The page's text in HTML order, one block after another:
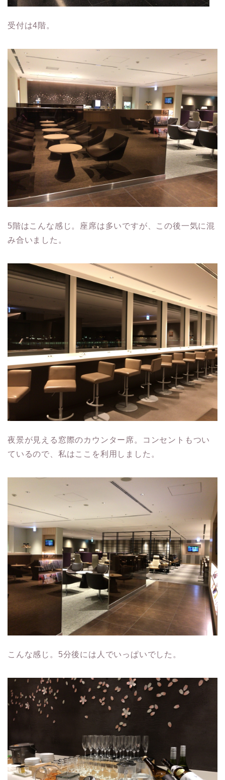
受付は4階。
5階はこんな感じ。座席は多いですが、この後一気に混
み合いました。
夜景が見える窓際のカウンター席。コンセントもつい
ているので、私はここを利用しました。
こんな感じ。5分後には人でいっぱいでした。